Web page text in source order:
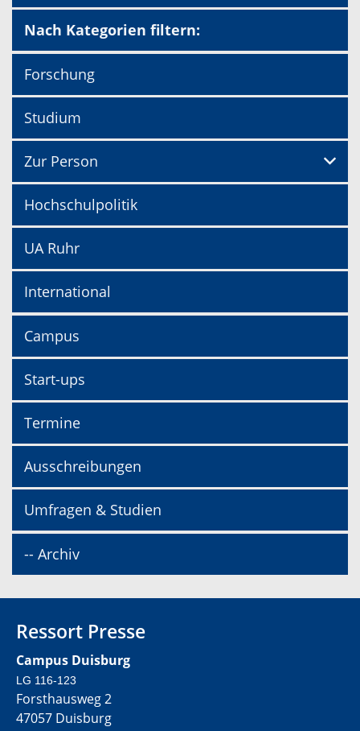
Nach Kategorien filtern:
Forschung
Studium
Zur Person
Hochschulpolitik
UA Ruhr
International
Campus
Start-ups
Termine
Ausschreibungen
Umfragen & Studien
-- Archiv
Ressort Presse
Campus Duisburg
LG 116-123
Forsthausweg 2
47057 Duisburg